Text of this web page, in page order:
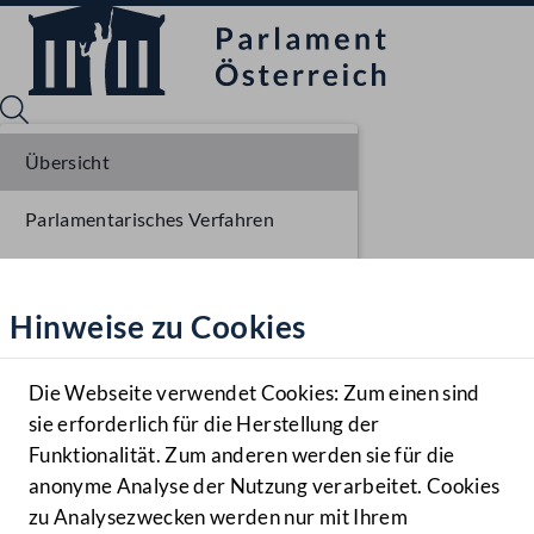
Hilfe
Benutzer
Navigationsmenü öffnen
MENÜ
Hinweise zu Cookies
Die Webseite verwendet Cookies: Zum einen sind
sie erforderlich für die Herstellung der
Funktionalität. Zum anderen werden sie für die
anonyme Analyse der Nutzung verarbeitet. Cookies
zu Analysezwecken werden nur mit Ihrem
Übersicht
Parlamentarisches Verfahren